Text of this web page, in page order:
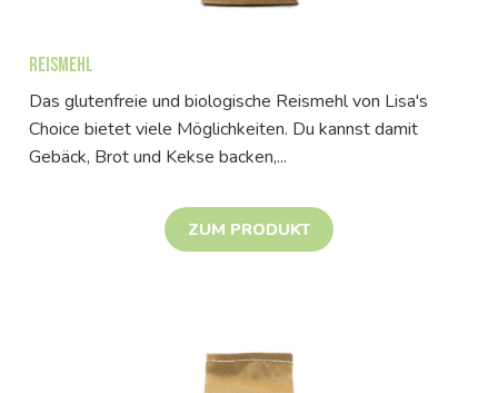
Reismehl
Das glutenfreie und biologische Reismehl von Lisa's
Choice bietet viele Möglichkeiten. Du kannst damit
Gebäck, Brot und Kekse backen,...
ZUM PRODUKT